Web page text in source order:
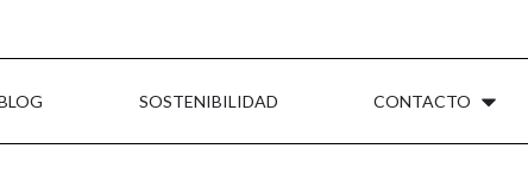
SOSTENIBILIDAD CONTACTO